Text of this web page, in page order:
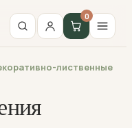
0
лиственные